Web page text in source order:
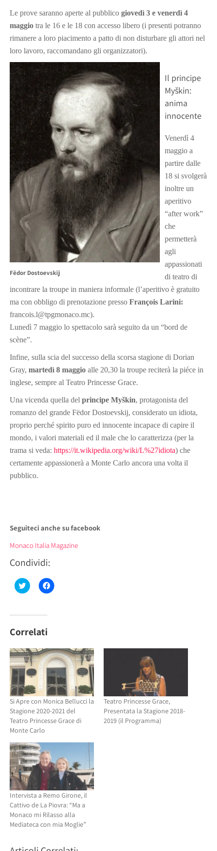
Le prove saranno aperte al pubblico giovedì 3 e venerdì 4
maggio tra le 16 e le 18 con accesso libero (i presenti potranno
rimanere a loro piacimento a patto di non disturbare gli attori nel
loro lavoro, raccomandano gli organizzatori).
Fëdor Dostoevskij
Il principe
Myškin:
anima
innocente
Venerdì 4
maggio a
partire dalle
18 si svolgerà
inoltre un
aperitivo
“after work”
che
permetterà
agli
appassionati
di teatro di
incontrare la troupe in maniera informale (l’aperitivo è gratuito
ma con obbligo di prenotazione presso François Larini:
francois.l@tpgmonaco.mc).
Lunedì 7 maggio lo spettacolo sarà seguito da un “bord de
scène”.
Infine, sulla scia del successo della scorsa stagione di Dorian
Gray, martedì 8 maggio alle 20,30 la troupe reciterà la piéce in
inglese, sempre al Teatro Princesse Grace.
Una vicenda quella del principe Myškin, protagonista del
romanzo del grande FëdorDostoevskij, considerato un idiota,
proprio perché spirito puro ed innocente incapace di capire il
mondo, i valori materiali ed il male che lo caratterizza (per la
trama si veda: https://it.wikipedia.org/wiki/L%27idiota) che
certamente appassionerà a Monte Carlo ancora una volta il
pubblico.
Seguiteci anche su facebook
Monaco Italia Magazine
Condividi:
Fai
clic
su
apre
una
nuova
finestra)
Fai
clic
nuova
finestra)
Correlati
Si Apre con Monica Bellucci la
Stagione 2020-2021 del
Teatro Princesse Grace di
Monte Carlo
Teatro Princesse Grace,
Presentata la Stagione 2018-
2019 (il Programma)
Intervista a Remo Girone, il
Cattivo de La Piovra: “Ma a
Monaco mi Rilasso alla
Mediateca con mia Moglie”